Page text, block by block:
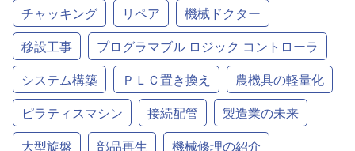
チャッキング
リペア
機械ドクター
移設工事
プログラマブル ロジック コントローラ
システム構築
ＰＬＣ置き換え
農機具の軽量化
ピラティスマシン
接続配管
製造業の未来
大型旋盤
部品再生
機械修理の紹介